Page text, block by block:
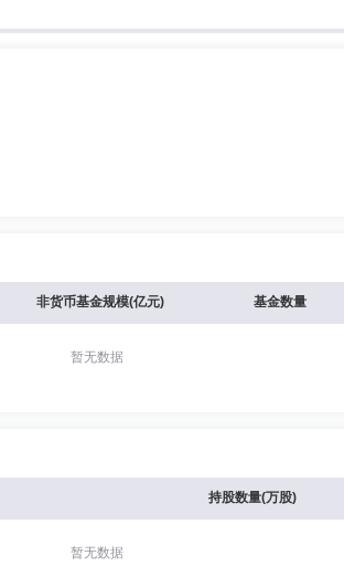
非货币基金规模(亿元) 基金数量
暂无数据
持股数量(万股)
暂无数据